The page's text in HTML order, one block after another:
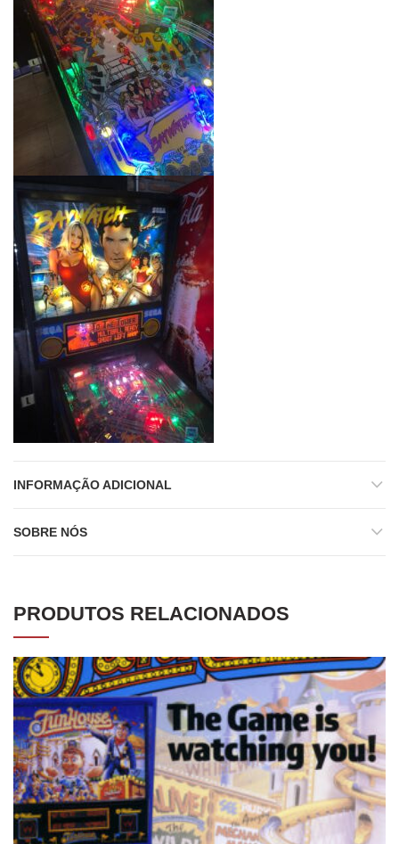
INFORMAÇÃO ADICIONAL
SOBRE NÓS
PRODUTOS RELACIONADOS